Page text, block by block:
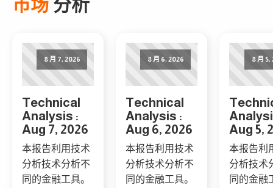
市场 分析
8 月 7, 2026
Technical
Analysis :
Aug 7, 2026
本报告利用技术
分析技术分析不
同的金融工具。
8 月 6, 2026
Technical
Analysis :
Aug 6, 2026
本报告利用技术
分析技术分析不
同的金融工具。
8 月 5,
Aug 5,
本报告利
分析技术
同的金融